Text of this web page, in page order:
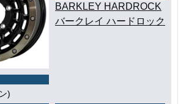
BARKLEY HARDROCK
バークレイ ハードロック
)